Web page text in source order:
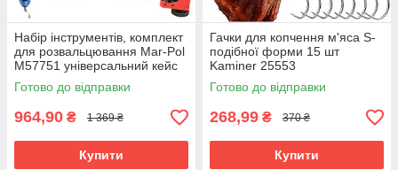
Набір інструментів, комплект
для розвальцювання Mar-Pol
M57751 універсальний кейс
Готово до відправки
964,90 ₴ 1 369 ₴
Купити
Гачки для копчення м'яса S-
подібної форми 15 шт
Kaminer 25553
Готово до відправки
268,99 ₴ 370 ₴
Купити